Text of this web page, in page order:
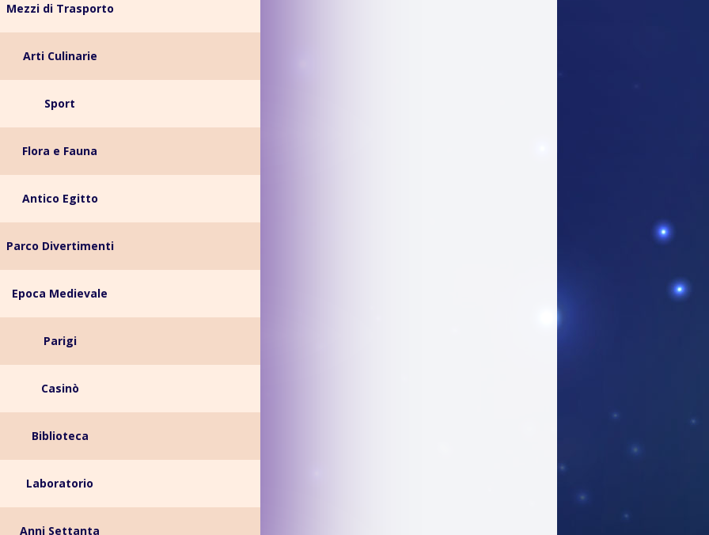
Mezzi di Trasporto
Arti Culinarie
Sport
Flora e Fauna
Antico Egitto
Parco Divertimenti
Epoca Medievale
Parigi
Casinò
Biblioteca
Laboratorio
Anni Settanta